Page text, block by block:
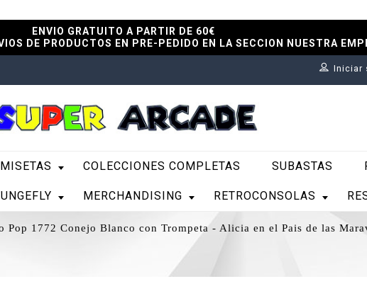
ENVIO GRATUITO A PARTIR DE 60€
DE PRODUCTOS EN PRE-PEDIDO EN LA SECCION NUESTRA
Iniciar
COLECCIONES COMPLETAS SUBASTAS
MERCHANDISING RETROCONSOLAS
Pop 1772 Conejo Blanco con Trompeta - Alicia en el Pais de las